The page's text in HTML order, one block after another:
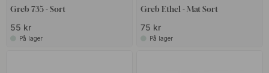
Greb 735 - Sort
55 kr
På lager
Greb Ethel - Mat Sort
75 kr
På lager